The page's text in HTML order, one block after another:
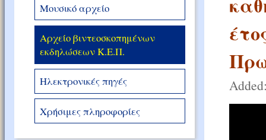
Μουσικό αρχείο
Αρχείο βιντεοσκοπημένων
εκδηλώσεων Κ.Ε.Π.
Ηλεκτρονικές πηγές
Χρήσιμες πληροφορίες